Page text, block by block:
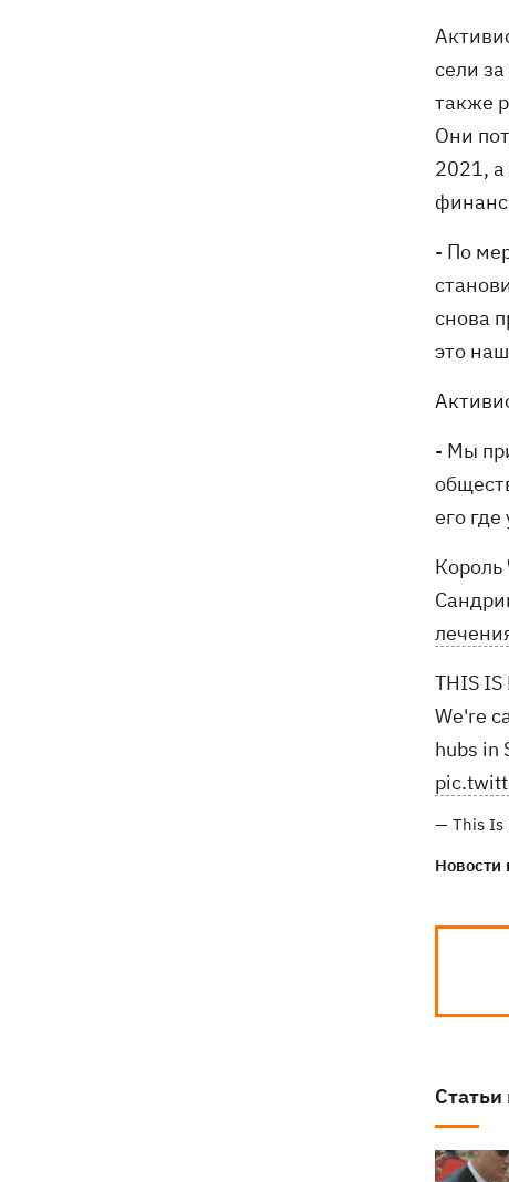
сели
также
Они
2021, а
- По
снова
это
- Мы
его
Король
THIS IS
We're
hubs in
— This Is
Новости
Статьи